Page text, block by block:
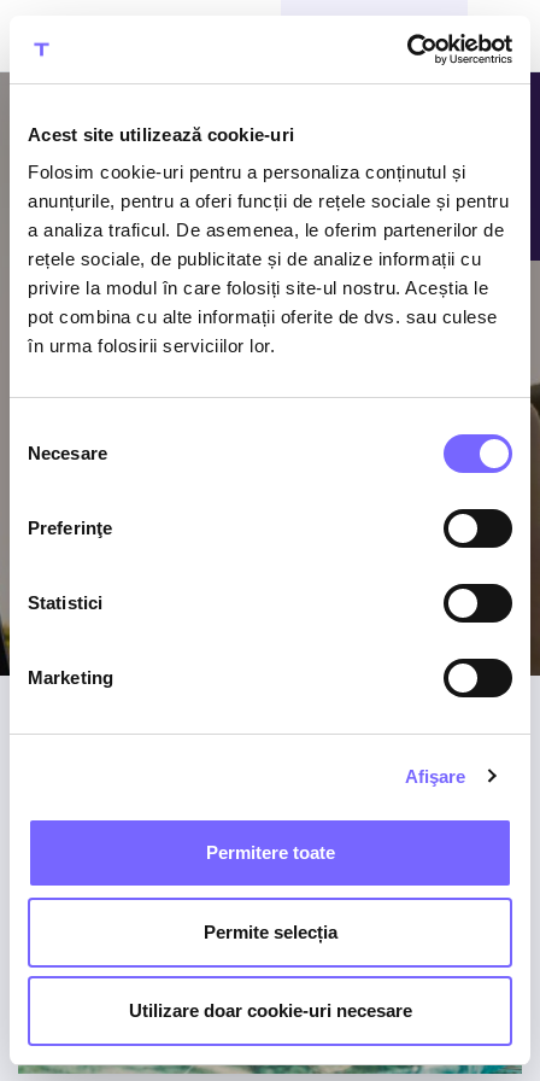
Acest site utilizează cookie-uri
Folosim cookie-uri pentru a personaliza conținutul și
anunțurile, pentru a oferi funcții de rețele sociale și pentru
a analiza traficul. De asemenea, le oferim partenerilor de
rețele sociale, de publicitate și de analize informații cu
privire la modul în care folosiți site-ul nostru. Aceștia le
pot combina cu alte informații oferite de dvs. sau culese
în urma folosirii serviciilor lor.
consimțământului
Necesare
Preferinţe
Statistici
Marketing
Afişare
Permitere toate
Permite selecția
Utilizare doar cookie-uri necesare
CUMPĂRĂ BILETE
Reîncarcă-te cu
Zen!